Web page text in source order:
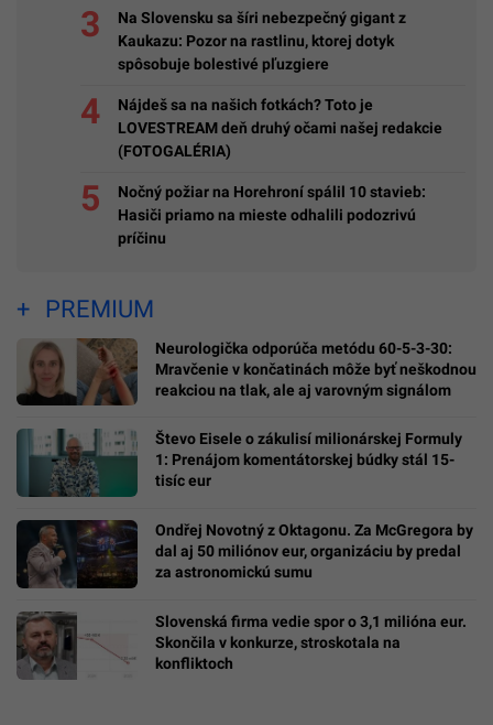
Na Slovensku sa šíri nebezpečný gigant z
Kaukazu: Pozor na rastlinu, ktorej dotyk
spôsobuje bolestivé pľuzgiere
Nájdeš sa na našich fotkách? Toto je
LOVESTREAM deň druhý očami našej redakcie
(FOTOGALÉRIA)
Nočný požiar na Horehroní spálil 10 stavieb:
Hasiči priamo na mieste odhalili podozrivú
príčinu
PREMIUM
Neurologička odporúča metódu 60-5-3-30:
Mravčenie v končatinách môže byť neškodnou
reakciou na tlak, ale aj varovným signálom
Števo Eisele o zákulisí milionárskej Formuly
1: Prenájom komentátorskej búdky stál 15-
tisíc eur
Ondřej Novotný z Oktagonu. Za McGregora by
dal aj 50 miliónov eur, organizáciu by predal
za astronomickú sumu
Slovenská firma vedie spor o 3,1 milióna eur.
Skončila v konkurze, stroskotala na
konfliktoch